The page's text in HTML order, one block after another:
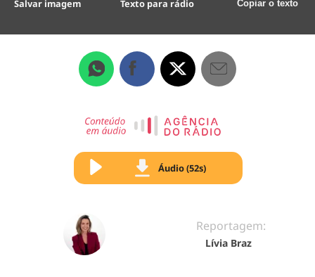
Salvar imagem Texto para rádio Copiar o texto
Áudio (52s)
Reportagem:
Lívia Braz